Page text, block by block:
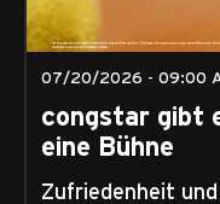
07/20/2026 - 09:00
congstar gibt
eine Bühne
Zufriedenheit